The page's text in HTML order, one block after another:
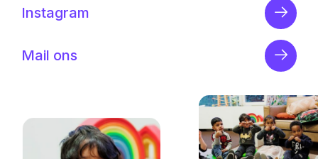
Instagram
Mail ons